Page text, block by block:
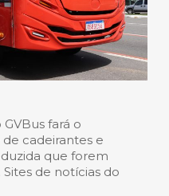
fará o
cadeirantes e
que forem
de notícias do